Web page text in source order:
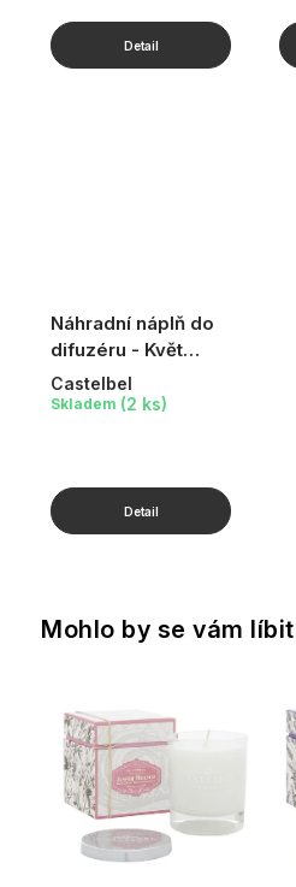
Náhradní náplň do
difuzéru - Květ
bavlníku, 900ml
Castelbel
Skladem (2 ks)
Mohlo by se vám líbit